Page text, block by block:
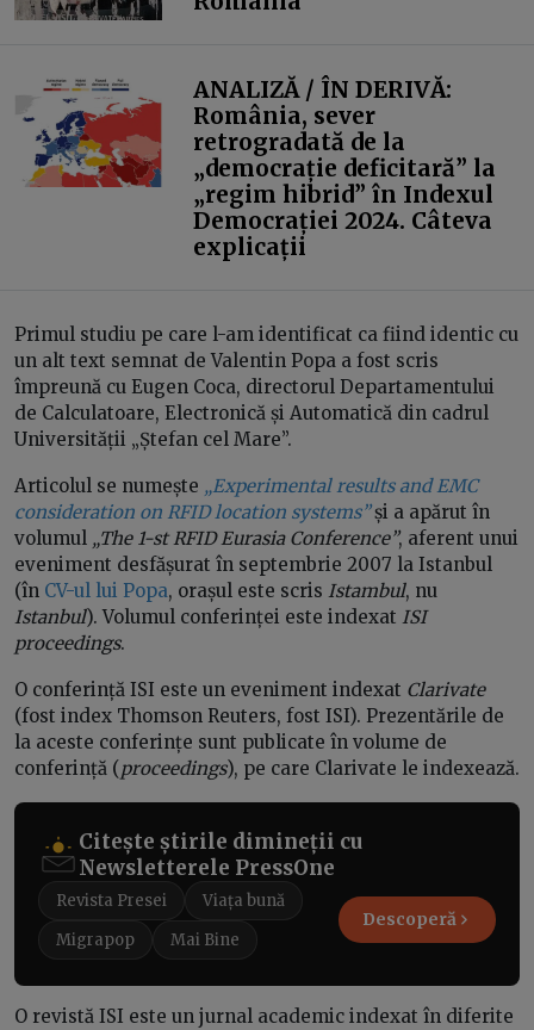
ANALIZĂ / ÎN DERIVĂ:
România, sever
retrogradată de la
„democrație deficitară” la
„regim hibrid” în Indexul
Democrației 2024. Câteva
explicații
Primul studiu pe care l-am identificat ca fiind identic cu
un alt text semnat de Valentin Popa a fost scris
împreună cu Eugen Coca, directorul Departamentului
de Calculatoare, Electronică și Automatică din cadrul
Universității „Ștefan cel Mare”.
Articolul se numește „Experimental results and EMC
consideration on RFID location systems”și a apărut în
volumul „The 1-st RFID Eurasia Conference”, aferent unui
eveniment desfășurat în septembrie 2007 la Istanbul
(în CV-ul lui Popa, orașul este scris Istambul, nu
Istanbul). Volumul conferinței este indexat ISI
proceedings.
O conferință ISI este un eveniment indexat Clarivate
(fost index Thomson Reuters, fost ISI). Prezentările de
la aceste conferințe sunt publicate în volume de
conferință (proceedings), pe care Clarivate le indexează.
Citește știrile dimineții cu
Newsletterele PressOne
Revista Presei
Viața bună
Migrapop
Mai Bine
Descoperă
O revistă ISI este un jurnal academic indexat în diferite